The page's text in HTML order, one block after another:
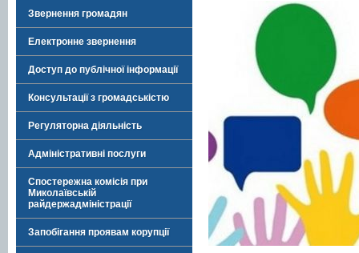
Звернення громадян
Електронне звернення
Доступ до публічної інформації
Консультації з громадськістю
Регуляторна діяльність
Адміністративні послуги
Спостережна комісія при
Миколаївській
райдержадміністрації
Запобігання проявам корупції